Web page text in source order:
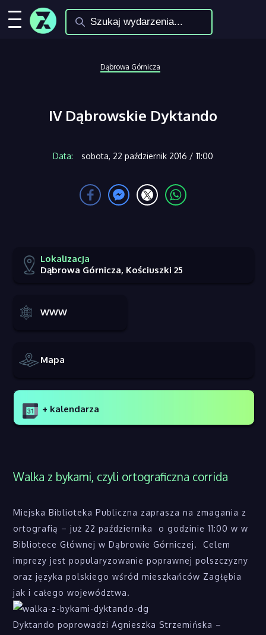
Dąbrowa Górnicza
IV Dąbrowskie Dyktando
Data: sobota, 22 październik 2016 / 11:00
Lokalizacja
Dąbrowa Górnicza, Kościuszki 25
WWW
Mapa
+ kalendarza
Walka z bykami, czyli ortograficzna corrida
Miejska Biblioteka Publiczna zaprasza na zmagania z
ortografią – już 22 października o godzinie 11:00 w w
Bibliotece Głównej w Dąbrowie Górniczej. Celem
imprezy jest popularyzowanie poprawnej polszczyzny
oraz języka polskiego wśród mieszkańców Zagłębia
jak i całego województwa.
Dyktando poprowadzi Agnieszka Strzemińska –